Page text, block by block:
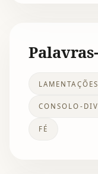
LAMENTAÇÕES
CONSOLO-
FÉ